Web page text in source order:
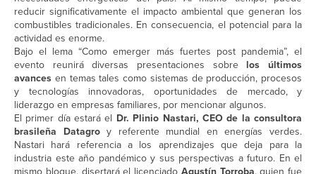
reducir significativamente el impacto ambiental que generan los
combustibles tradicionales. En consecuencia, el potencial para la
actividad es enorme.
Bajo el lema “Como emerger más fuertes post pandemia”, el
evento reunirá diversas presentaciones sobre los últimos
avances en temas tales como sistemas de producción, procesos
y tecnologías innovadoras, oportunidades de mercado, y
liderazgo en empresas familiares, por mencionar algunos.
El primer día estará el Dr. Plinio Nastari, CEO de la consultora
brasileña Datagroy referente mundial en energías verdes.
Nastari hará referencia a los aprendizajes que deja para la
industria este año pandémico y sus perspectivas a futuro. En el